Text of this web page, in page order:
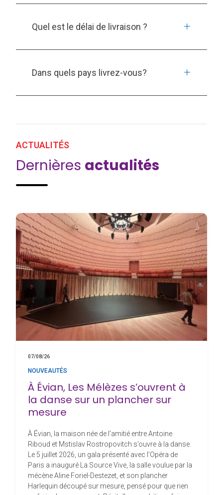
Quel est le délai de livraison ?
Dans quels pays livrez-vous?
ACTUALITÉS
Dernières actualités
07/08/26
NOUVEAUTÉS
À Évian, Les Mélèzes s’ouvrent à
la danse sur un plancher sur
mesure
À Évian, la maison née de l’amitié entre Antoine
Riboud et Mstislav Rostropovitch s’ouvre à la danse.
Le 5 juillet 2026, un gala présenté avec l’Opéra de
Paris a inauguré La Source Vive, la salle voulue par la
mécène Aline Foriel-Destezet, et son plancher
Harlequin découpé sur mesure, pensé pour que rien